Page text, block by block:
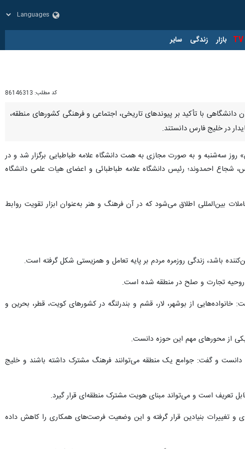
بازار زندگی سایر
کد مطلب: 86146313